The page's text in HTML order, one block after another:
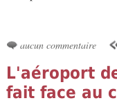
aucun commentaire
L'aéroport
fait face au